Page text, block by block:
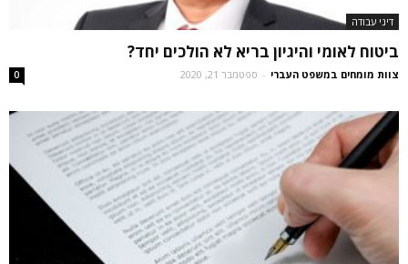
דיני עבודה
ביטוח לאומי והיגיון בריא לא הולכים יחד?
צוות מומחים במשפט העברי - ספטמבר 21, 2020 0